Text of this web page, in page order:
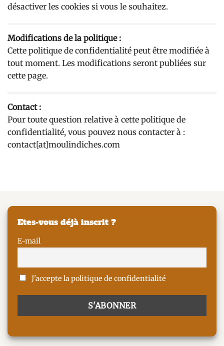
désactiver les cookies si vous le souhaitez.
Modifications de la politique :
Cette politique de confidentialité peut être modifiée à
tout moment. Les modifications seront publiées sur
cette page.
Contact :
Pour toute question relative à cette politique de
confidentialité, vous pouvez nous contacter à :
contact[at]moulindiches.com
Etes-vous déjà inscrit ?
E-mail
J'accepte la politique de confidentialité